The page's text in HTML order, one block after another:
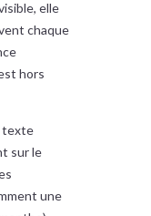
elle
chaque
hors
texte
sur le
une